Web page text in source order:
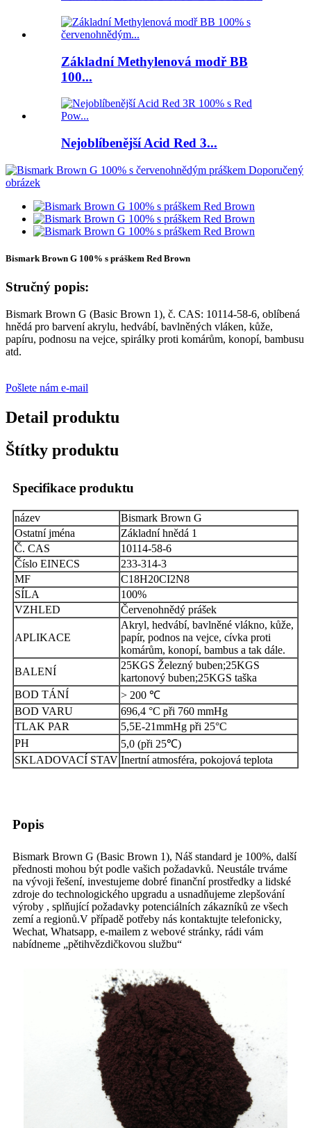
Základní Methylenová modř BB
100...
Nejoblíbenější Acid Red 3...
Bismark Brown G 100% s práškem Red Brown
Stručný popis:
Bismark Brown G (Basic Brown 1), č. CAS: 10114-58-6, oblíbená
hnědá pro barvení akrylu, hedvábí, bavlněných vláken, kůže,
papíru, podnosu na vejce, spirálky proti komárům, konopí, bambusu
atd.
Pošlete nám e-mail
Detail produktu
Štítky produktu
Specifikace produktu
název
Bismark Brown G
Ostatní jména
Základní hnědá 1
Č. CAS
10114-58-6
Číslo EINECS
233-314-3
MF
C18H20CI2N8
SÍLA
100%
VZHLED
Červenohnědý prášek
APLIKACE
Akryl, hedvábí, bavlněné vlákno, kůže,
papír, podnos na vejce, cívka proti
komárům, konopí, bambus a tak dále.
BALENÍ
25KGS Železný buben;25KGS
kartonový buben;25KGS taška
BOD TÁNÍ
> 200 ℃
BOD VARU
696,4 °C při 760 mmHg
TLAK PAR
5,5E-21mmHg při 25°C
PH
5,0 (při 25℃)
SKLADOVACÍ STAV Inertní atmosféra, pokojová teplota
Popis
Bismark Brown G (Basic Brown 1), Náš standard je 100%, další
přednosti mohou být podle vašich požadavků. Neustále trváme
na vývoji řešení, investujeme dobré finanční prostředky a lidské
zdroje do technologického upgradu a usnadňujeme zlepšování
výroby , splňující požadavky potenciálních zákazníků ze všech
zemí a regionů.V případě potřeby nás kontaktujte telefonicky,
Wechat, Whatsapp, e-mailem z webové stránky, rádi vám
nabídneme „pětihvězdičkovou službu“